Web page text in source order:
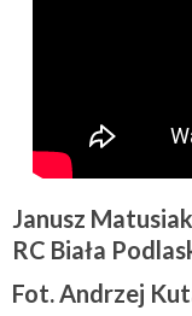
Janusz Matusiak
RC Biała
Fot. Andrzej